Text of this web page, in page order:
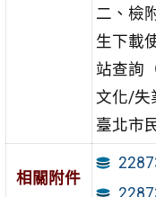
二、檢
生下載
站查詢
文化/失
臺北市
相關附件